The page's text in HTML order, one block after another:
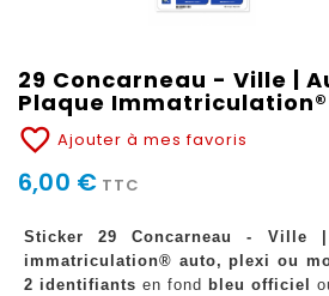
29 Concarneau - Ville |
Plaque Immatriculation®
favorite_border Ajouter à mes favoris
6,00 € TTC
Sticker 29 Concarneau - Ville
immatriculation® auto, plexi ou
2 identifiants en fond bleu officiel